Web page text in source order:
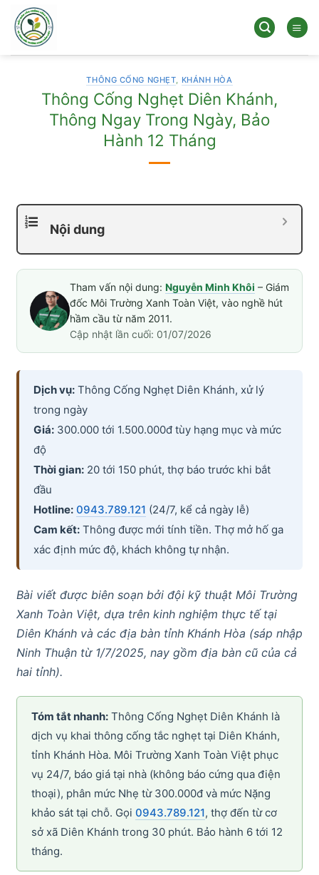
qua
dung
THÔNG CỐNG NGHẸT, KHÁNH HÒA
Thông Cống Nghẹt Diên Khánh,
Thông Ngay Trong Ngày, Bảo
Hành 12 Tháng
Nội dung
Tham vấn nội dung: Nguyễn Minh Khôi – Giám
đốc Môi Trường Xanh Toàn Việt, vào nghề hút
hầm cầu từ năm 2011.
Cập nhật lần cuối: 01/07/2026
Dịch vụ: Thông Cống Nghẹt Diên Khánh, xử lý
trong ngày
Giá: 300.000 tới 1.500.000đ tùy hạng mục và mức
độ
Thời gian: 20 tới 150 phút, thợ báo trước khi bắt
đầu
Hotline: 0943.789.121 (24/7, kể cả ngày lễ)
Cam kết: Thông được mới tính tiền. Thợ mở hố ga
xác định mức độ, khách không tự nhận.
Bài viết được biên soạn bởi đội kỹ thuật Môi Trường
Xanh Toàn Việt, dựa trên kinh nghiệm thực tế tại
Diên Khánh và các địa bàn tỉnh Khánh Hòa (sáp nhập
Ninh Thuận từ 1/7/2025, nay gồm địa bàn cũ của cả
hai tỉnh).
Tóm tắt nhanh: Thông Cống Nghẹt Diên Khánh là
dịch vụ khai thông cống tắc nghẹt tại Diên Khánh,
tỉnh Khánh Hòa. Môi Trường Xanh Toàn Việt phục
vụ 24/7, báo giá tại nhà (không báo cứng qua điện
thoại), phân mức Nhẹ từ 300.000đ và mức Nặng
khảo sát tại chỗ. Gọi 0943.789.121, thợ đến từ cơ
sở xã Diên Khánh trong 30 phút. Bảo hành 6 tới 12
tháng.